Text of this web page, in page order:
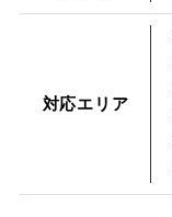
対応エリア